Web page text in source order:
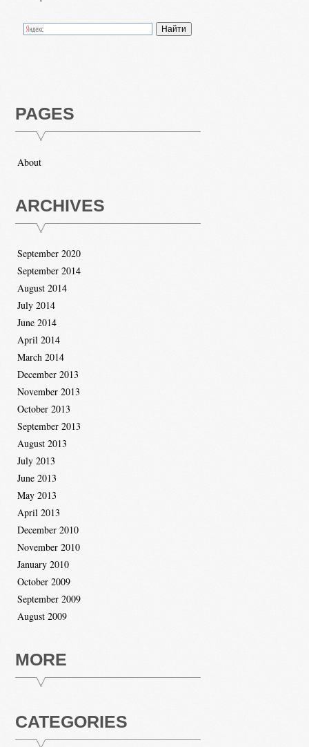
PAGES
About
ARCHIVES
September 2020
September 2014
August 2014
July 2014
June 2014
April 2014
March 2014
December 2013
November 2013
October 2013
September 2013
August 2013
July 2013
June 2013
May 2013
April 2013
December 2010
November 2010
January 2010
October 2009
September 2009
August 2009
MORE
CATEGORIES